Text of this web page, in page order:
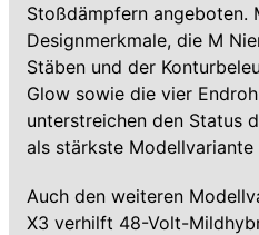
Stoßdämpfern angeboten.
Designmerkmale, die M
Stäben und der
Glow sowie die vier
unterstreichen den Status
als stärkste Modellvariante
Auch den weiteren
X3 verhilft 48-Volt-